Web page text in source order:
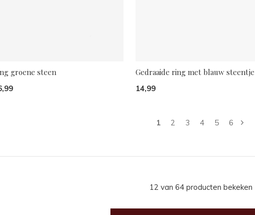
groene steen Gedraaide ring met blauw steentje
14,99
1 2 3 4 5 6
12 van 64 producten bekeken